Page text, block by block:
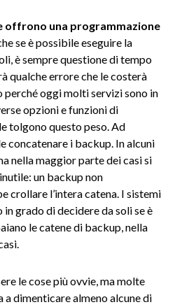
offrono una programmazione
se è possibile eseguire la
è sempre questione di tempo
qualche errore che le costerà
perché oggi molti servizi sono in
opzioni e funzioni di
tolgono questo peso. Ad
concatenare i backup. In alcuni
nella maggior parte dei casi si
un backup non
crollare l’intera catena. I sistemi
grado di decidere da soli se è
le catene di backup, nella
le cose più ovvie, ma molte
a dimenticare almeno alcune di